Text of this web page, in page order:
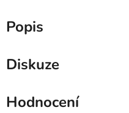
Popis
Diskuze
Hodnocení